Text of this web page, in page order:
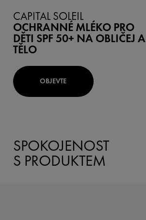
CAPITAL SOLEIL
OCHRANNÉ MLÉKO PRO
DĚTI SPF 50+ NA OBLIČEJ A
TĚLO
OBJEVTE
SPOKOJENOST
S PRODUKTEM